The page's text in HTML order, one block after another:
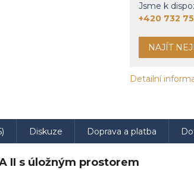
Jsme k
+420 732
NAJÍT
Detailní
Diskuze Doprava a platba
II s úložným prostorem